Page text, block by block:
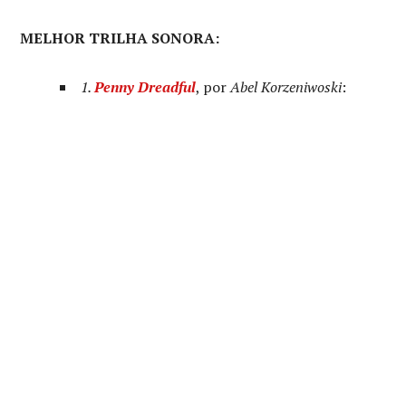
MELHOR TRILHA SONORA:
1.Penny Dreadful, porAbel Korzeniwoski: